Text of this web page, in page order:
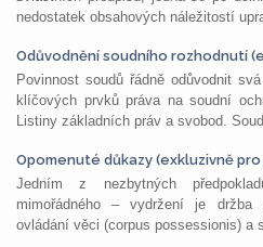
nedostatek obsahových náležitostí
Odůvodnění soudního rozhodnutí
Povinnost soudů řádně odůvodnit
klíčových prvků práva na soudní
Listiny základních práv a svobod.
Opomenuté důkazy (exkluzivně
Jedním z nezbytných
mimořádného – vydržení je držba
ovládání věci (corpus possessionis) a